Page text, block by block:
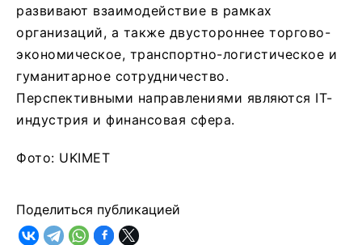
развивают взаимодействие в рамках
организаций, а также двустороннее торгово-
экономическое, транспортно-логистическое и
гуманитарное сотрудничество.
Перспективными направлениями являются IT-
индустрия и финансовая сфера.
Фото: UKIMET
Поделиться публикацией